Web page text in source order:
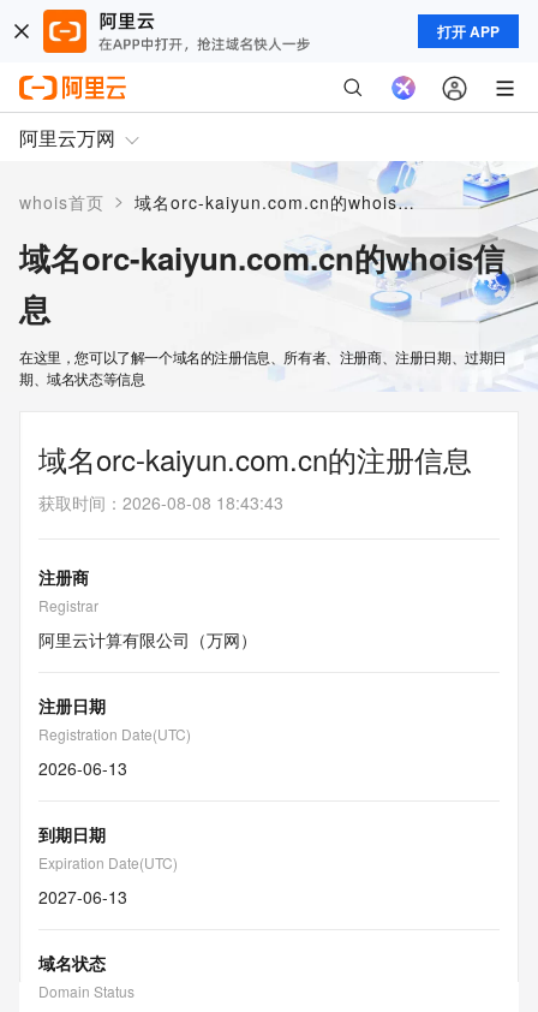
打开 APP
阿里云万网
whois首页 > 域名orc-kaiyun.com.cn的whois信息
域名orc-kaiyun.com.cn的whois信
息
在这里，您可以了解一个域名的注册信息、所有者、注册商、注册日期、过期日
期、域名状态等信息
域名orc-kaiyun.com.cn的注册信息
获取时间 ： 2026-08-08 18:43:43
注册商
Registrar
阿里云计算有限公司（万网）
注册日期
Registration Date(UTC)
2026-06-13
到期日期
Expiration Date(UTC)
2027-06-13
域名状态
Domain Status